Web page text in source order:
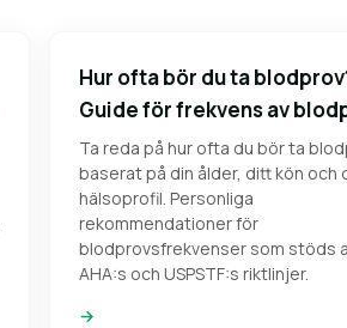
Hur ofta bör du ta
Guide för frekvens av
Ta reda på hur ofta du bör ta
baserat på din ålder, ditt kön och
hälsoprofil. Personliga
rekommendationer för
blodprovsfrekvenser som stöds
AHA:s och USPSTF:s riktlinjer.
→